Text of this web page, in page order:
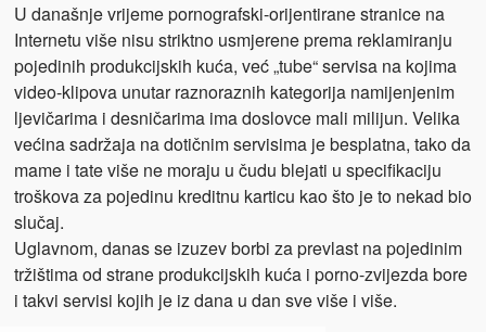
U današnje vrijeme pornografski-orijentirane stranice na
Internetu više nisu striktno usmjerene prema reklamiranju
pojedinih produkcijskih kuća, već „tube“ servisa na kojima
video-klipova unutar raznoraznih kategorija namijenjenim
ljevičarima i desničarima ima doslovce mali milijun. Velika
većina sadržaja na dotičnim servisima je besplatna, tako da
mame i tate više ne moraju u čudu blejati u specifikaciju
troškova za pojedinu kreditnu karticu kao što je to nekad bio
slučaj.
Uglavnom, danas se izuzev borbi za prevlast na pojedinim
tržištima od strane produkcijskih kuća i porno-zvijezda bore
i takvi servisi kojih je iz dana u dan sve više i više.